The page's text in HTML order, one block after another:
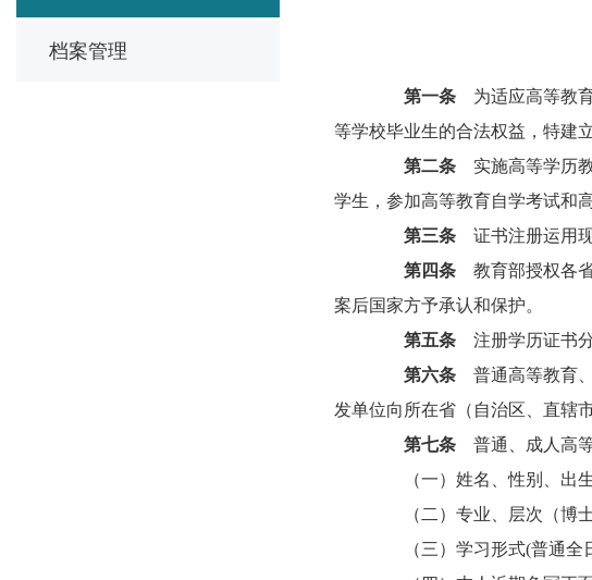
档案管理
第一条 为适应高等教
等学校毕业生的合法权益，特建
第二条 实施高等学历
学生，参加高等教育自学考试和
第三条 证书注册运用
第四条 教育部授权各
案后国家方予承认和保护。
第五条 注册学历证书
第六条 普通高等教育
发单位向所在省（自治区、直辖
第七条 普通、成人高
（一）姓名、性别、出生
（二）专业、层次（博士
（三）学习形式(普通全日